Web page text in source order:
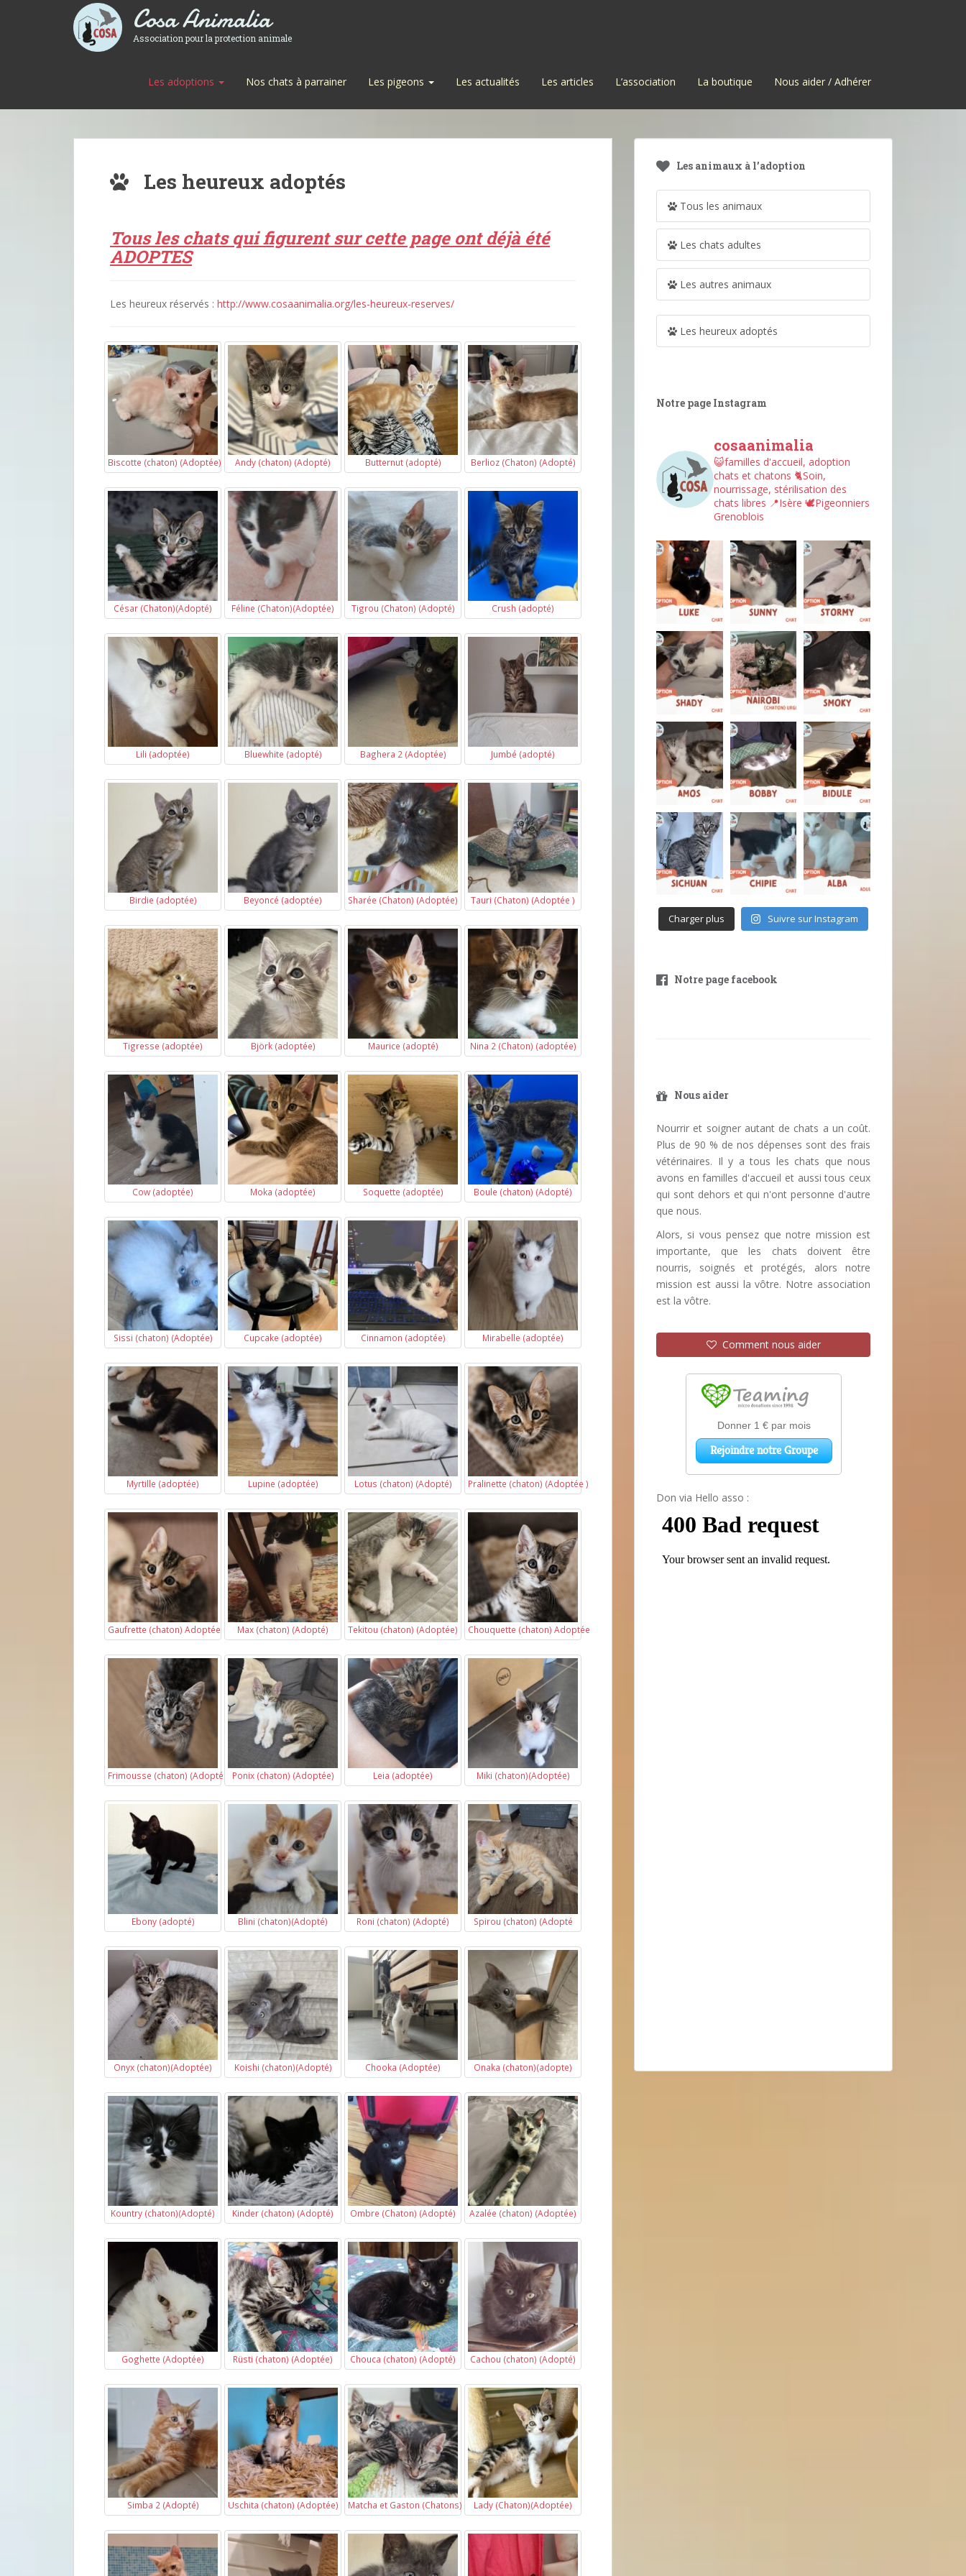
Cosa Animalia
Association pour la protection animale
Les adoptions Nos chats à parrainer Les pigeons Les actualités Les articles L’association La boutique Nous aider / Adhérer
Les heureux adoptés
Tous les chats qui figurent sur cette page ont déjà été
ADOPTES
Les heureux réservés : http://www.cosaanimalia.org/les-heureux-reserves/
Biscotte (chaton) (Adoptée) Andy (chaton) (Adopté) Butternut (adopté) Berlioz (Chaton) (Adopté)
César (Chaton)(Adopté) Féline (Chaton)(Adoptée) Tigrou (Chaton) (Adopté) Crush (adopté)
Lili (adoptée) Bluewhite (adopté) Baghera 2 (Adoptée) Jumbé (adopté)
Birdie (adoptée) Beyoncé (adoptée) Sharée (Chaton) (Adoptée) Tauri (Chaton) (Adoptée )
Tigresse (adoptée) Björk (adoptée) Maurice (adopté) Nina 2 (Chaton) (adoptée)
Cow (adoptée) Moka (adoptée) Soquette (adoptée) Boule (chaton) (Adopté)
Sissi (chaton) (Adoptée) Cupcake (adoptée) Cinnamon (adoptée) Mirabelle (adoptée)
Myrtille (adoptée) Lupine (adoptée) Lotus (chaton) (Adopté) Pralinette (chaton) (Adoptée )
Gaufrette (chaton) Adoptée Max (chaton) (Adopté) Tekitou (chaton) (Adoptée) Chouquette (chaton) Adoptée
Frimousse (chaton) (Adoptée) Ponix (chaton) (Adoptée) Leia (adoptée) Miki (chaton)(Adoptée)
Ebony (adopté) Blini (chaton)(Adopté) Roni (chaton) (Adopté) Spirou (chaton) (Adopté
Onyx (chaton)(Adoptée) Koishi (chaton)(Adopté) Chooka (Adoptée) Onaka (chaton)(adopte)
Kountry (chaton)(Adopté) Kinder (chaton) (Adopté) Ombre (Chaton) (Adopté) Azalée (chaton) (Adoptée)
Goghette (Adoptée) Rüsti (chaton) (Adoptée) Chouca (chaton) (Adopté) Cachou (chaton) (Adopté)
Simba 2 (Adopté) Uschita (chaton) (Adoptée) Matcha et Gaston (Chatons) (Adoptés)Lady (Chaton)(Adoptée)
Les animaux à l’adoption
Tous les animaux
Les chats adultes
Les autres animaux
Les heureux adoptés
Notre page Instagram
cosaanimalia
😺familles d'accueil, adoption
chats et chatons 🐈Soin,
nourrissage, stérilisation des
chats libres 📍Isère 🕊︎Pigeonniers
Grenoblois
Charger plus Suivre sur Instagram
Notre page facebook
Nous aider
Nourrir et soigner autant de chats a un coût.
Plus de 90 % de nos dépenses sont des frais
vétérinaires. Il y a tous les chats que nous
avons en familles d'accueil et aussi tous ceux
qui sont dehors et qui n'ont personne d'autre
que nous.
Alors, si vous pensez que notre mission est
importante, que les chats doivent être
nourris, soignés et protégés, alors notre
mission est aussi la vôtre. Notre association
est la vôtre.
Comment nous aider
Don via Hello asso :